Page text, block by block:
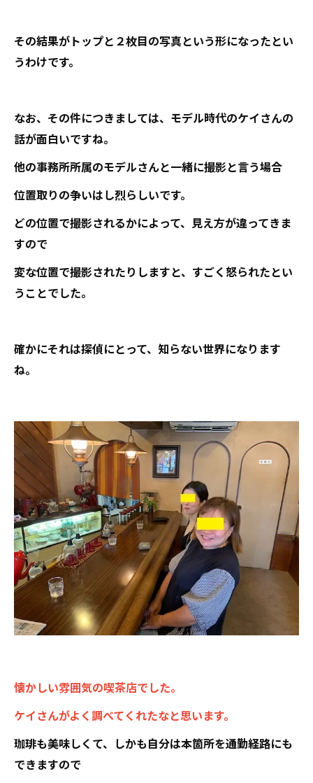
その結果がトップと２枚目の写真という形になったとい
うわけです。
なお、その件につきましては、モデル時代のケイさんの
話が面白いですね。
他の事務所所属のモデルさんと一緒に撮影と言う場合
位置取りの争いはし烈らしいです。
どの位置で撮影されるかによって、見え方が違ってきま
すので
変な位置で撮影されたりしますと、すごく怒られたとい
うことでした。
確かにそれは探偵にとって、知らない世界になります
ね。
懐かしい雰囲気の喫茶店でした。
ケイさんがよく調べてくれたなと思います。
珈琲も美味しくて、しかも自分は本箇所を通勤経路にも
できますので